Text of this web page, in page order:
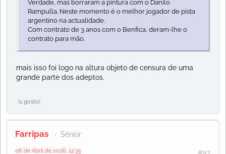
Verdade, mas borraram a pintura com o Danilo
Rampulla. Neste momento é o melhor jogador de pista
argentino na actualidade.
Com contrato de 3 anos com o Benfica, deram-lhe o
contrato para mão.
mais isso foi logo na altura objeto de censura de uma
grande parte dos adeptos.
(1 gosto)
Farripas Sénior
06 de Abril de 2026, 12:35